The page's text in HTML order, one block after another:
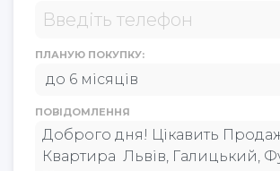
ПЛАНУЮ ПОКУПКУ:
ПОВІДОМЛЕННЯ